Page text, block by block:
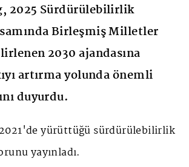
2025 Sürdürülebilirlik
Birleşmiş Milletler
2030 ajandasına
artırma yolunda önemli
duyurdu.
yürüttüğü sürdürülebilirlik
yayınladı.